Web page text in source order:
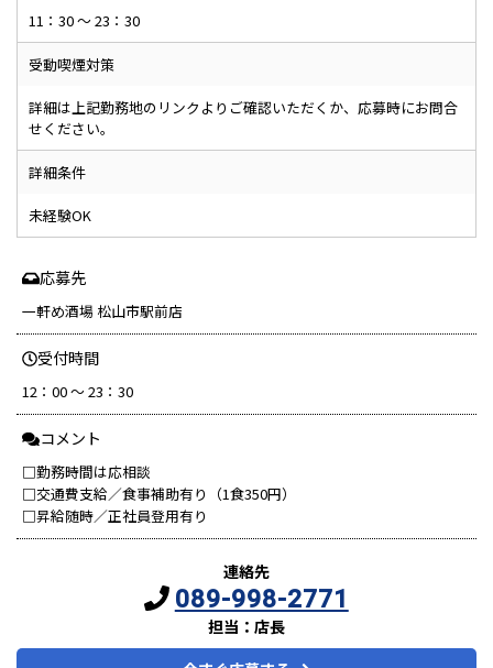
11：30 ～ 23：30
受動喫煙対策
詳細は上記勤務地のリンクよりご確認いただくか、応募時にお問合
せください。
詳細条件
未経験OK
応募先
一軒め酒場 松山市駅前店
受付時間
12：00 ～ 23：30
コメント
□勤務時間は応相談
□交通費支給／食事補助有り（1食350円）
□昇給随時／正社員登用有り
連絡先
089-998-2771
担当：店長